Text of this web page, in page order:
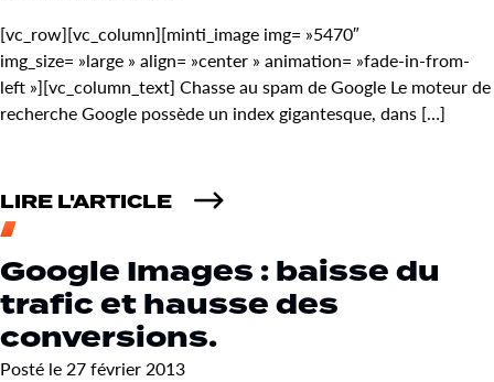
[vc_row][vc_column][minti_image img= »5470″
img_size= »large » align= »center » animation= »fade-in-from-
left »][vc_column_text] Chasse au spam de Google Le moteur de
recherche Google possède un index gigantesque, dans […]
LIRE L'ARTICLE
Google Images : baisse du
trafic et hausse des
conversions.
Posté le 27 février 2013